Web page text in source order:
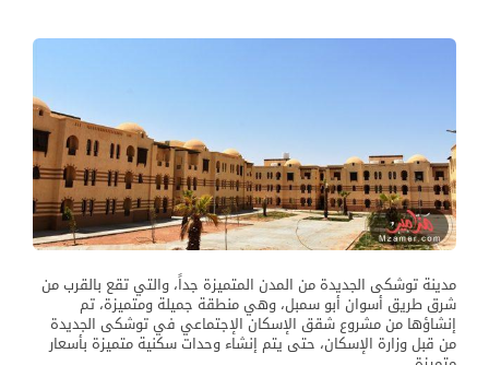
مدينة توشكى الجديدة من المدن المتميزة جداً، والتي تقع بالقرب من
شرق طريق أسوان أبو سمبل، وهي منطقة جميلة ومتميزة، تم
إنشاؤها من مشروع شقق الإسكان الإجتماعي في توشكى الجديدة
من قبل وزارة الإسكان، حتى يتم إنشاء وحدات سكنية متميزة بأسعار